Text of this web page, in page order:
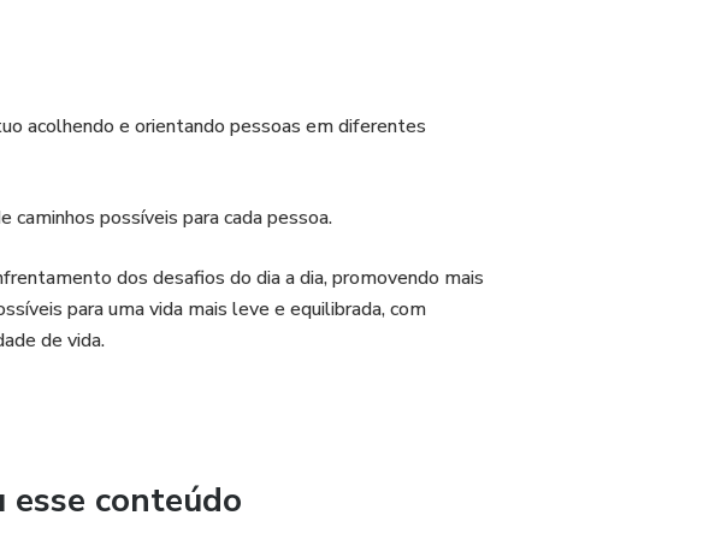
acolhendo e orientando pessoas em diferentes
possíveis para cada pessoa.
dos desafios do dia a dia, promovendo mais
para uma vida mais leve e equilibrada, com
de vida.
conteúdo